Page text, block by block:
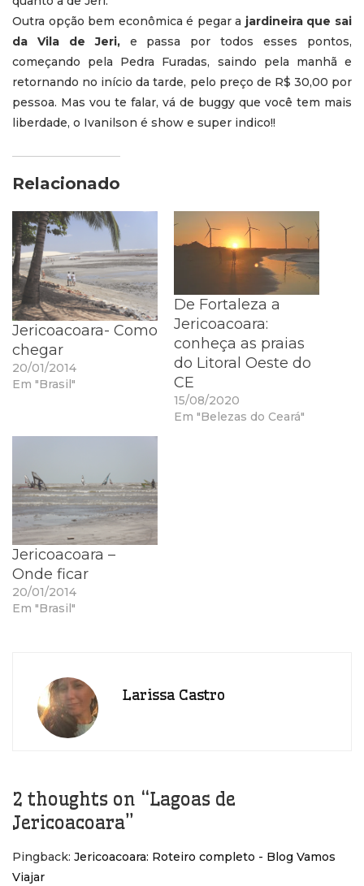
Outra opção bem econômica é pegar a jardineira que sai
da Vila de Jeri, e passa por todos esses pontos,
começando pela Pedra Furadas, saindo pela manhã e
retornando no início da tarde, pelo preço de R$ 30,00 por
pessoa. Mas vou te falar, vá de buggy que você tem mais
liberdade, o Ivanilson é show e super indico!!
Relacionado
Jericoacoara- Como
chegar
20/01/2014
Em "Brasil"
De Fortaleza a
Jericoacoara:
conheça as praias
do Litoral Oeste do
CE
15/08/2020
Em "Belezas do Ceará"
Jericoacoara –
Onde ficar
20/01/2014
Em "Brasil"
Larissa Castro
2 thoughts on “Lagoas de
Jericoacoara”
Pingback: Jericoacoara: Roteiro completo - Blog Vamos
Viajar